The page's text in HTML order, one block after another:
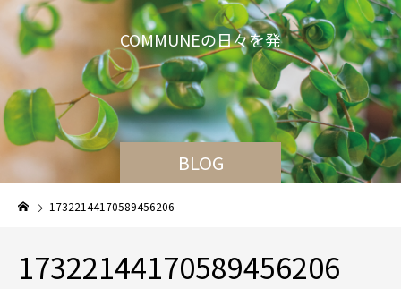
BLOG
MUNEの日々を発信していき
17322144170589456206
17322144170589456206